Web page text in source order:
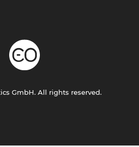
GmbH. All rights reserved.